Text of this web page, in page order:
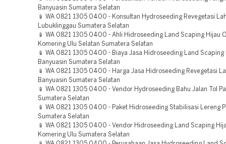
Banyuasin Sumatera Selatan
📱 WA 0821 1305 0400 - Konsultan Hydroseeding Revegetasi
Lubuklinggau Sumatera Selatan
📱 WA 0821 1305 0400 - Ahli Hidroseeding Land Scaping Hijau
Komering Ulu Selatan Sumatera Selatan
📱 WA 0821 1305 0400 - Biaya Jasa Hidroseeding Land Scaping
Banyuasin Sumatera Selatan
📱 WA 0821 1305 0400 - Harga Jasa Hidroseeding Revegetasi
Banyuasin Sumatera Selatan
📱 WA 0821 1305 0400 - Vendor Hydroseeding Bahu Jalan Tol
Sumatera Selatan
📱 WA 0821 1305 0400 - Paket Hidroseeding Stabilisasi Lereng
Sumatera Selatan
📱 WA 0821 1305 0400 - Vendor Hidroseeding Land Scaping
Komering Ulu Sumatera Selatan